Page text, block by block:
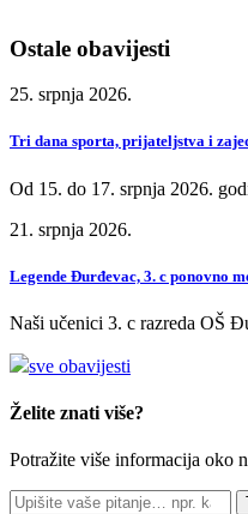
Ostale obavijesti
25. srpnja 2026.
Tri dana sporta, prijateljstva i
Od 15. do 17. srpnja 2026.
21. srpnja 2026.
Legende Đurđevac, 3. c ponovno
Naši učenici 3. c razreda OŠ
sve obavijesti
Želite znati više?
Potražite više informacija oko